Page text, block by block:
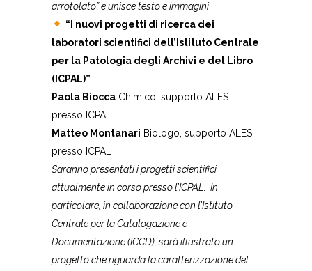
arrotolato” e unisce testo e immagini.
“I nuovi progetti di ricerca dei
laboratori scientifici dell’Istituto Centrale
per la Patologia degli Archivi e del Libro
(ICPAL)”
Paola Biocca Chimico, supporto ALES
presso ICPAL
Matteo Montanari Biologo, supporto ALES
presso ICPAL
Saranno presentati i progetti scientifici
attualmente in corso presso l’ICPAL. In
particolare, in collaborazione con l’Istituto
Centrale per la Catalogazione e
Documentazione (ICCD), sarà illustrato un
progetto che riguarda la caratterizzazione del